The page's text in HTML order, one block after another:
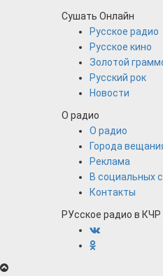
Сушать Онлайн
Русское радио
Русское кино
Золотой
Русский рок
Новости
О радио
О радио
Города
Реклама
В социальных
Контакты
РУсское радио в